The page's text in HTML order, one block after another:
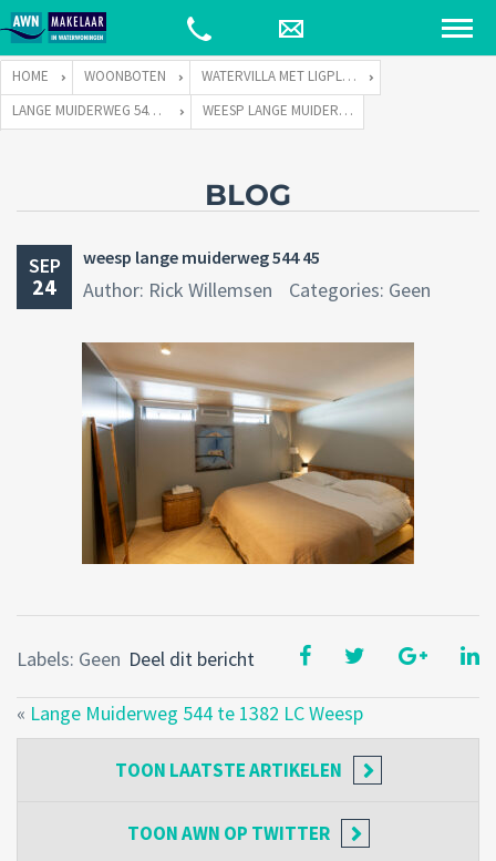
HOME WOONBOTEN
WATERVILLA MET LIGPLAATS
LANGE MUIDERWEG 544 TE 1382 LC WEESP
WEESP LANGE MUIDERWEG 544 45
BLOG
SEP
24
weesp lange muiderweg 544 45
Author: Rick Willemsen Categories: Geen
Deel dit bericht
Labels: Geen
« Lange Muiderweg 544 te 1382 LC Weesp
TOON LAATSTE ARTIKELEN
TOONAWN OP TWITTER